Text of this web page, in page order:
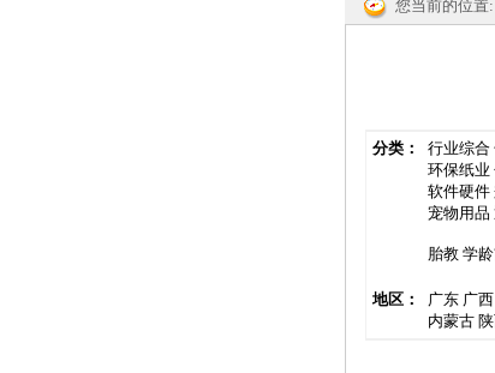
您当前的位置:
分类： 行业综合
环保纸业
软件硬件
宠物用品
胎教 学
地区： 广东 广西
内蒙古